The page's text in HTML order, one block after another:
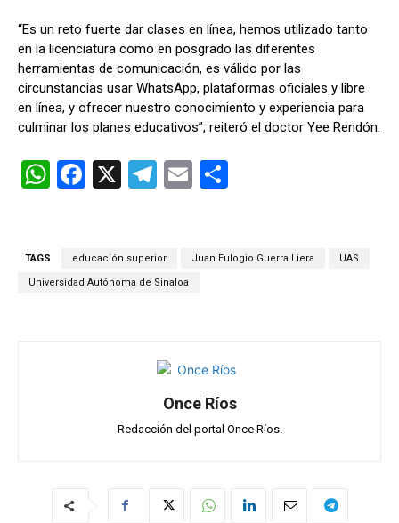
“Es un reto fuerte dar clases en línea, hemos utilizado tanto
en la licenciatura como en posgrado las diferentes
herramientas de comunicación, es válido por las
circunstancias usar WhatsApp, plataformas oficiales y libre
en línea, y ofrecer nuestro conocimiento y experiencia para
culminar los planes educativos”, reiteró el doctor Yee Rendón.
W
A
F
b
o
X
T
gr
a
E
p
TAGS educación superior Juan Eulogio Guerra Liera UAS
Universidad Autónoma de Sinaloa
Once Ríos
Redacción del portal Once Ríos.